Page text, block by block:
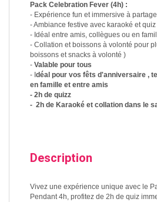
Pack Celebration Fever (4h) :
- Expérience fun et immersive à
- Ambiance festive avec karaoké et quiz
- Idéal entre amis, collègues ou en
- Collation et boissons à volonté pour
boissons et snacks à volonté )
- Valable pour tous
- I déal pour vos fêts d'anniversaire ,
en famille et entre amis
- 2h de quizz
- 2h de Karaoké et collation dans le
Description
Vivez une expérience unique avec le
Pendant 4h, profitez de 2h de quiz